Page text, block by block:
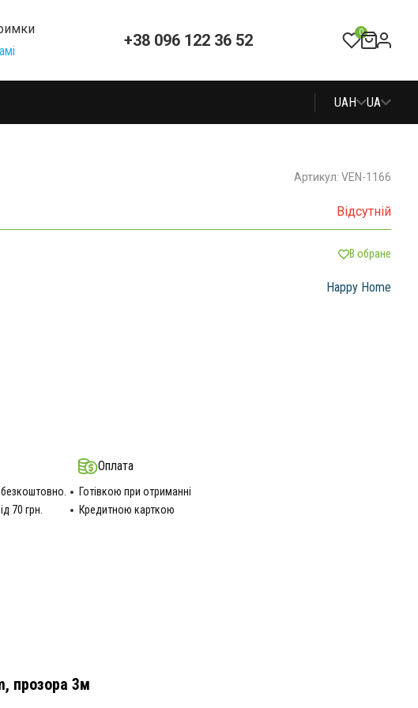
+38 096 122 36 52 0
UAH UA
Артикул: VEN-1166
Відсутній
В обране
Happy Home
70 грн.
Оплата
Готівкою при отриманні
Кредитною карткою
прозора 3м